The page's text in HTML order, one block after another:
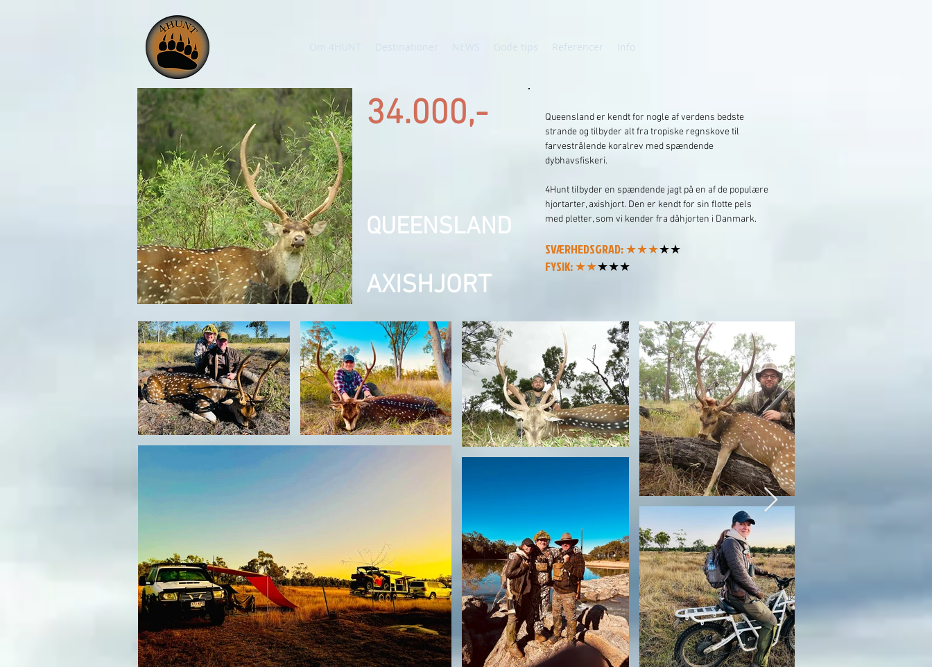
Gode tips Referencer Info
34.000,-
QUEENSLAND
AXISHJORT
Queensland er kendt for nogle af verdens bedste
strande og tilbyder alt fra tropiske regnskove til
farvestrålende koralrev med spændende
dybhavsfiskeri.
4Hunt tilbyder en spændende jagt på en af de populære
hjortarter, axishjort. Den er kendt for sin flotte pels
med pletter, som vi kender fra dåhjorten i Danmark.
SVÆRHEDSGRAD: ★★★★★
FYSIK: ★★★★★